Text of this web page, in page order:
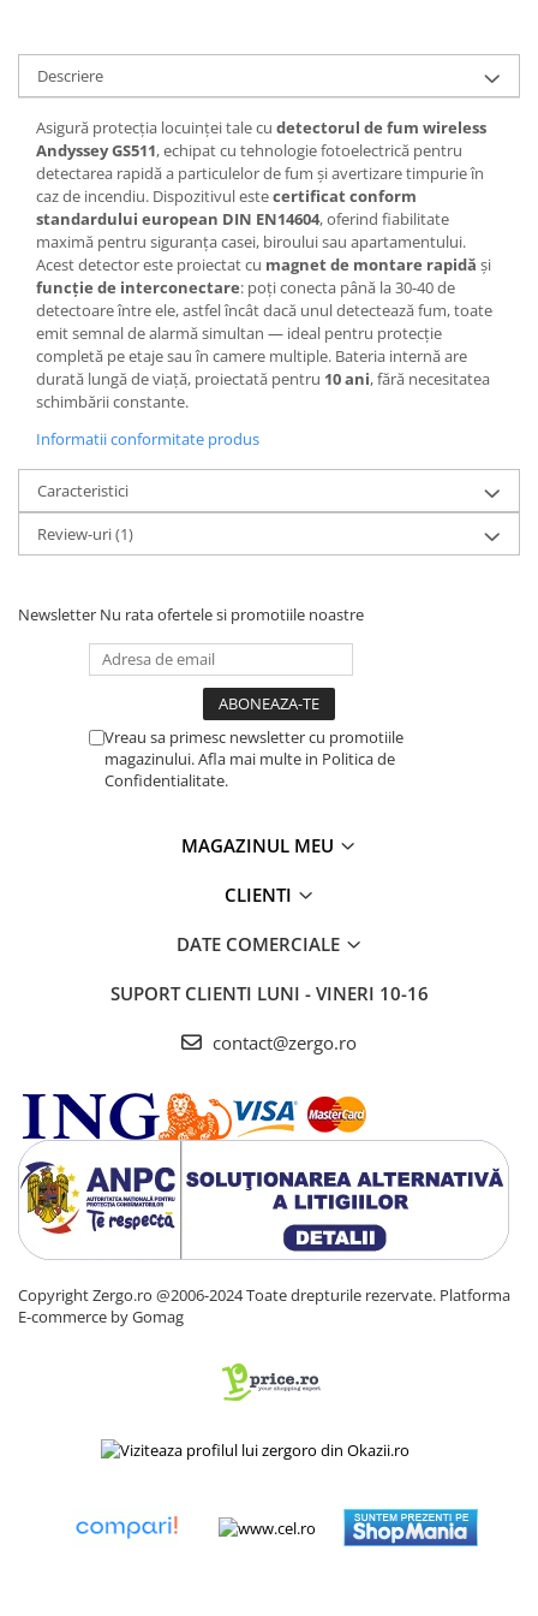
Descriere
Asigură protecția locuinței tale cu detectorul de fum wireless
Andyssey GS511, echipat cu tehnologie fotoelectrică pentru
detectarea rapidă a particulelor de fum și avertizare timpurie în
caz de incendiu. Dispozitivul estecertificat conform
standardului european DIN EN14604, oferind fiabilitate
maximă pentru siguranța casei, biroului sau apartamentului.
Acest detector este proiectat cu magnet de montare rapidă și
funcție de interconectare: poți conecta până la 30-40 de
detectoare între ele, astfel încât dacă unul detectează fum, toate
emit semnal de alarmă simultan — ideal pentru protecție
completă pe etaje sau în camere multiple. Bateria internă are
durată lungă de viață, proiectată pentru 10 ani, fără necesitatea
schimbării constante.
Informatii conformitate produs
Caracteristici
Review-uri(1)
Newsletter Nu rata ofertele si promotiile noastre
Vreau sa primesc newsletter cu promotiile
magazinului. Afla mai multe in Politica de
Confidentialitate.
MAGAZINUL MEU
CLIENTI
DATE COMERCIALE
SUPORT CLIENTI LUNI - VINERI 10-16
contact@zergo.ro
Copyright Zergo.ro @2006-2024 Toate drepturile rezervate. Platforma
E-commerce by Gomag